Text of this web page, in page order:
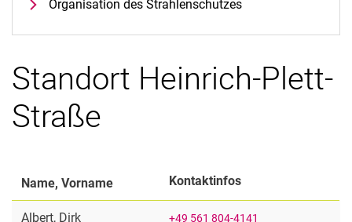
Organisation des Strahlenschutzes
Standort Heinrich-Plett-
Straße
Name, Vorname Kontaktinfos
Albert, Dirk
+49 561 804-4141